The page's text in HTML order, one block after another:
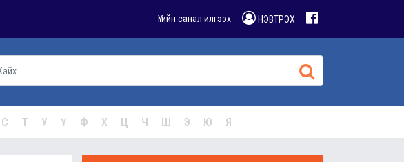
Үгийн санал илгээх НЭВТРЭХ
С Т У Ү Ф Х Ц Ч Ш Э Ю Я